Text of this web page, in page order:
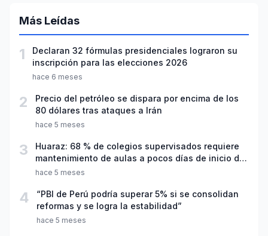
Más Leídas
1
Declaran 32 fórmulas presidenciales lograron su
inscripción para las elecciones 2026
hace 6 meses
2
Precio del petróleo se dispara por encima de los
80 dólares tras ataques a Irán
hace 5 meses
3
Huaraz: 68 % de colegios supervisados requiere
mantenimiento de aulas a pocos días de inicio del
año escolar 2026
hace 5 meses
4
“PBI de Perú podría superar 5% si se consolidan
reformas y se logra la estabilidad”
hace 5 meses